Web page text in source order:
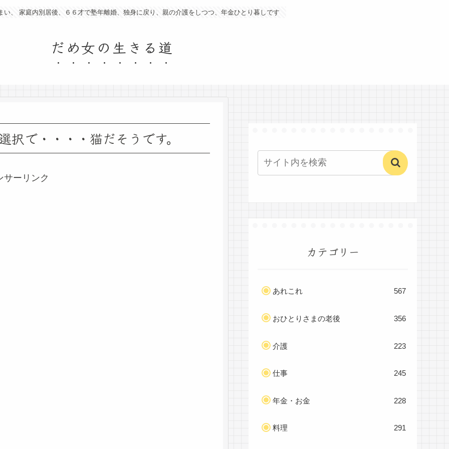
い、 家庭内別居後、６６才で塾年離婚、独身に戻り、親の介護をしつつ、年金ひとり暮しです
だめ女の生きる道
で・・・・猫だそうです。
サーリンク
カテゴリー
あれこれ 567
おひとりさまの老後 356
介護 223
仕事 245
年金・お金 228
料理 291